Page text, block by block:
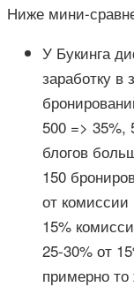
Ниже мини-
У Букинга
заработку в
500 => 35%,
блогов
150
от комиссии
15%
25-30% от
примерно